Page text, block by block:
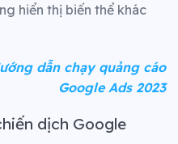
hiển thị biến thể khác
dẫn chạy quảng cáo
Google Ads 2023
dịch Google